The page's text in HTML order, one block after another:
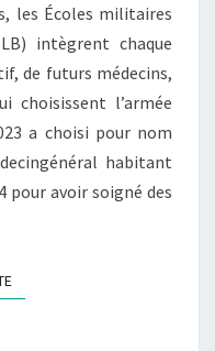
les Écoles militaires
intègrent chaque
de futurs médecins,
choisissent l’armée
a choisi pour nom
habitant
pour avoir soigné des
LIRE LA SUITE